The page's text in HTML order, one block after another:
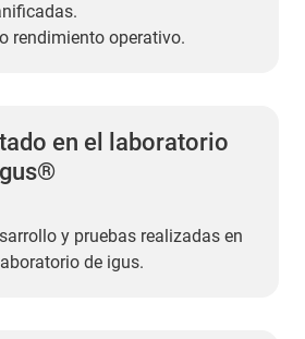
rendimiento operativo.
en el laboratorio
y pruebas realizadas en
de igus.